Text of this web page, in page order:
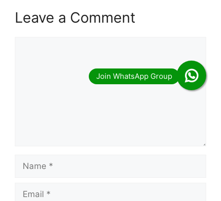
Leave a Comment
Name
Email